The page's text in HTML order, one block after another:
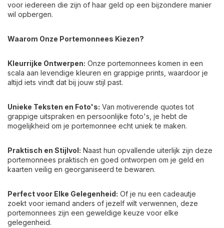
voor iedereen die zijn of haar geld op een bijzondere manier
wil opbergen.
Waarom Onze Portemonnees Kiezen?
Kleurrijke Ontwerpen: Onze portemonnees komen in een
scala aan levendige kleuren en grappige prints, waardoor je
altijd iets vindt dat bij jouw stijl past.
Unieke Teksten en Foto's: Van motiverende quotes tot
grappige uitspraken en persoonlijke foto's, je hebt de
mogelijkheid om je portemonnee echt uniek te maken.
Praktisch en Stijlvol: Naast hun opvallende uiterlijk zijn deze
portemonnees praktisch en goed ontworpen om je geld en
kaarten veilig en georganiseerd te bewaren.
Perfect voor Elke Gelegenheid: Of je nu een cadeautje
zoekt voor iemand anders of jezelf wilt verwennen, deze
portemonnees zijn een geweldige keuze voor elke
gelegenheid.